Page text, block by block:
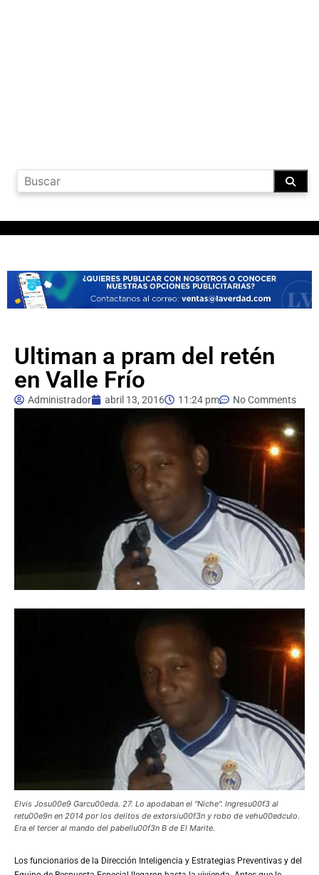
Ultiman a pram del retén
en Valle Frío
Administrador abril 13, 2016 11:24 pm No Comments
Elvis Josu00e9 Garcu00eda. 27. Lo apodaban el "Niche". Ingresu00f3 al
retu00e9n en 2014 por los delitos de extorsiu00f3n y robo de vehu00edculo.
Era el tercer al mando del pabellu00f3n B de El Marite.
Los funcionarios de la Dirección Inteligencia y Estrategias Preventivas y del